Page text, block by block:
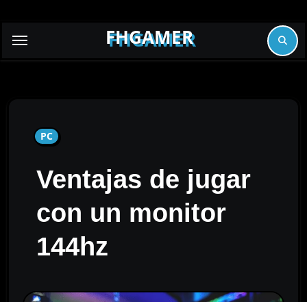
FHGAMER
PC
Ventajas de jugar
con un monitor
144hz